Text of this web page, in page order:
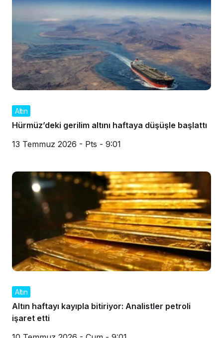
Altın
Hürmüz’deki gerilim altını haftaya düşüşle başlattı
13 Temmuz 2026 - Pts - 9:01
Altın
Altın haftayı kayıpla bitiriyor: Analistler petroli
işaret etti